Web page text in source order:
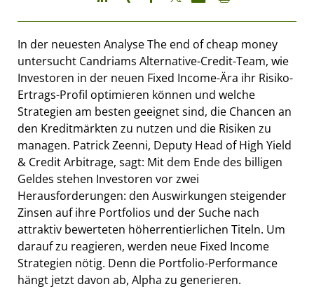
In der neuesten Analyse The end of cheap money
untersucht Candriams Alternative-Credit-Team, wie
Investoren in der neuen Fixed Income-Ära ihr Risiko-
Ertrags-Profil optimieren können und welche
Strategien am besten geeignet sind, die Chancen an
den Kreditmärkten zu nutzen und die Risiken zu
managen. Patrick Zeenni, Deputy Head of High Yield
& Credit Arbitrage, sagt: Mit dem Ende des billigen
Geldes stehen Investoren vor zwei
Herausforderungen: den Auswirkungen steigender
Zinsen auf ihre Portfolios und der Suche nach
attraktiv bewerteten höherrentierlichen Titeln. Um
darauf zu reagieren, werden neue Fixed Income
Strategien nötig. Denn die Portfolio-Performance
hängt jetzt davon ab, Alpha zu generieren.